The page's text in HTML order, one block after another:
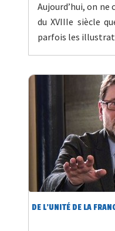
Aujourd’hui, on
du XVIIIe siècle
parfois les
DE L'UNITÉ DE LA